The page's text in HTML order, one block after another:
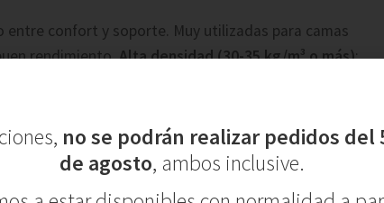
entre confort y soporte. Muy utilizadas para camas
rendimiento.Alta densidad (30-35 kg/m³ o más):
para adultos, personas con sobrepeso
y durabilidad del colchón.
no se podrán realizar pedidos del
de agosto, ambos inclusive.